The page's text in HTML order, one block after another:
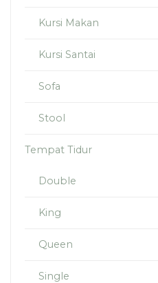
Kursi Makan
Kursi Santai
Sofa
Stool
Tempat Tidur
Double
King
Queen
Single